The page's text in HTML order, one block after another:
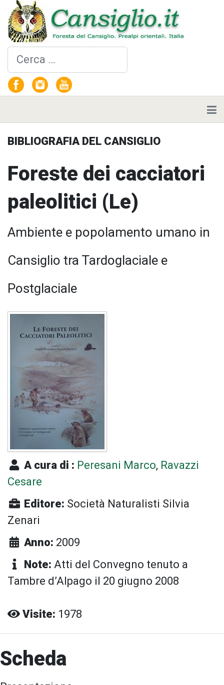
Cerca
BIBLIOGRAFIA DEL CANSIGLIO
Foreste dei cacciatori
paleolitici (Le)
Ambiente e popolamento umano in
Cansiglio tra Tardoglaciale e
Postglaciale
A cura di : Peresani Marco, Ravazzi
Cesare
Editore: Società Naturalisti Silvia
Zenari
Anno: 2009
Note: Atti del Convegno tenuto a
Tambre d’Alpago il 20 giugno 2008
Visite: 1978
Scheda